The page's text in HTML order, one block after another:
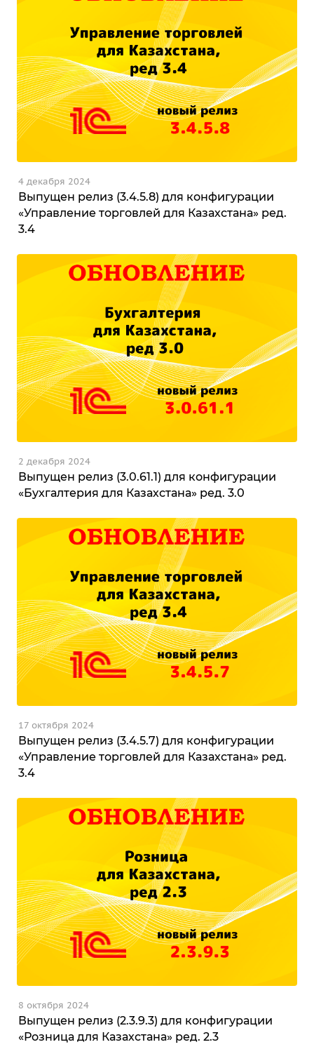
Выпущен релиз (3.4.5.8) для конфигурации
«Управление торговлей для Казахстана» ред.
3.4
4 декабря 2024
Выпущен релиз (3.0.61.1) для конфигурации
«Бухгалтерия для Казахстана» ред. 3.0
2 декабря 2024
Выпущен релиз (3.4.5.7) для конфигурации
«Управление торговлей для Казахстана» ред.
3.4
17 октября 2024
Выпущен релиз (2.3.9.3) для конфигурации
«Розница для Казахстана» ред. 2.3
8 октября 2024